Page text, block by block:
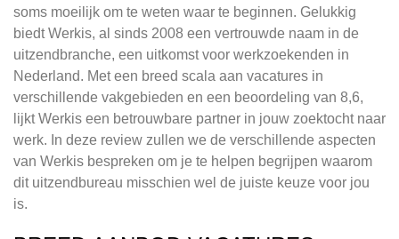
soms moeilijk om te weten waar te beginnen. Gelukkig
biedt Werkis, al sinds 2008 een vertrouwde naam in de
uitzendbranche, een uitkomst voor werkzoekenden in
Nederland. Met een breed scala aan vacatures in
verschillende vakgebieden en een beoordeling van 8,6,
lijkt Werkis een betrouwbare partner in jouw zoektocht naar
werk. In deze review zullen we de verschillende aspecten
van Werkis bespreken om je te helpen begrijpen waarom
dit uitzendbureau misschien wel de juiste keuze voor jou
is.